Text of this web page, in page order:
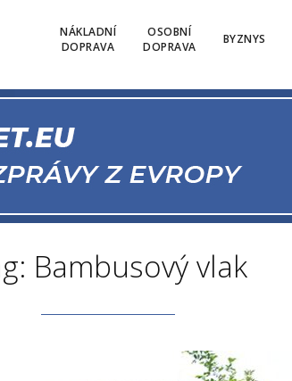
NÁKLADNÍ
DOPRAVA
OSOBNÍ
DOPRAVA
BYZNYS
Bambusový vlak